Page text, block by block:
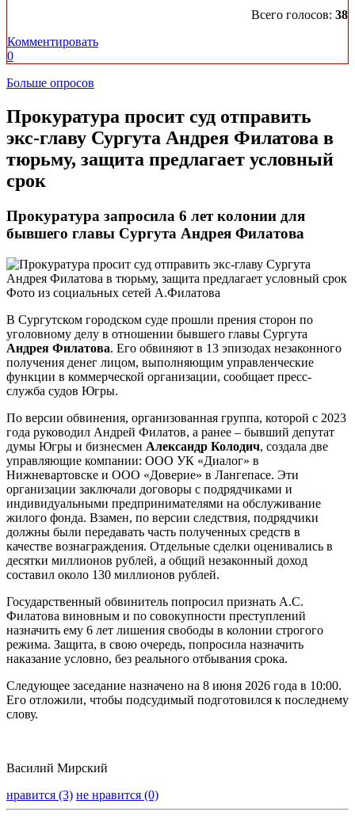
Всего голосов: 38
Комментировать
0
Больше опросов
Прокуратура просит суд отправить
экс-главу Сургута Андрея Филатова в
тюрьму, защита предлагает условный
срок
Прокуратура запросила 6 лет колонии для
бывшего главы Сургута Андрея Филатова
Фото из социальных сетей А.Филатова
В Сургутском городском суде прошли прения сторон по
уголовному делу в отношении бывшего главы Сургута
Андрея Филатова. Его обвиняют в 13 эпизодах незаконного
получения денег лицом, выполняющим управленческие
функции в коммерческой организации, сообщает пресс-
служба судов Югры.
По версии обвинения, организованная группа, которой с 2023
года руководил Андрей Филатов, а ранее – бывший депутат
думы Югры и бизнесмен Александр Колодич, создала две
управляющие компании: ООО УК «Диалог» в
Нижневартовске и ООО «Доверие» в Лангепасе. Эти
организации заключали договоры с подрядчиками и
индивидуальными предпринимателями на обслуживание
жилого фонда. Взамен, по версии следствия, подрядчики
должны были передавать часть полученных средств в
качестве вознаграждения. Отдельные сделки оценивались в
десятки миллионов рублей, а общий незаконный доход
составил около 130 миллионов рублей.
Государственный обвинитель попросил признать А.С.
Филатова виновным и по совокупности преступлений
назначить ему 6 лет лишения свободы в колонии строгого
режима. Защита, в свою очередь, попросила назначить
наказание условно, без реального отбывания срока.
Следующее заседание назначено на 8 июня 2026 года в 10:00.
Его отложили, чтобы подсудимый подготовился к последнему
слову.
Василий Мирский
нравится (3) не нравится (0)